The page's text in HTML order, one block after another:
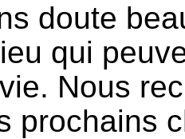
doute
qui
Nous
prochains